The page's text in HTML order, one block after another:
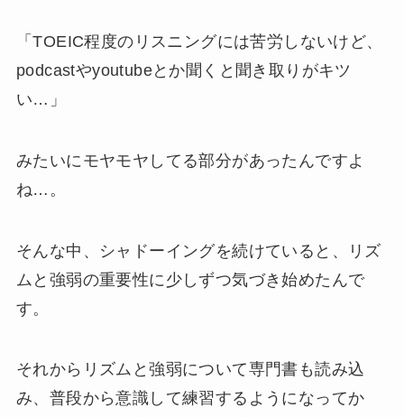
「TOEIC程度のリスニングには苦労しないけど、
podcastやyoutubeとか聞くと聞き取りがキツ
い…」
みたいにモヤモヤしてる部分があったんですよ
ね…。
そんな中、シャドーイングを続けていると、リズ
ムと強弱の重要性に少しずつ気づき始めたんで
す。
それからリズムと強弱について専門書も読み込
み、普段から意識して練習するようになってか